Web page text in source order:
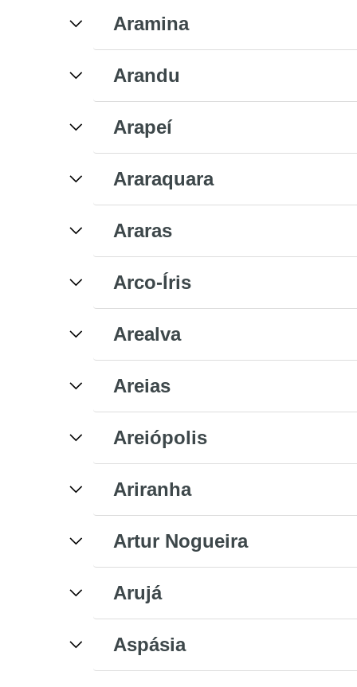
Aramina
Arandu
Arapeí
Araraquara
Araras
Arco-Íris
Arealva
Areias
Areiópolis
Ariranha
Artur Nogueira
Arujá
Aspásia